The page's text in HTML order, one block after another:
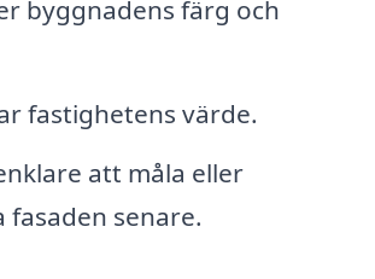
byggnadens färg och
fastighetens värde.
att måla eller
fasaden senare.